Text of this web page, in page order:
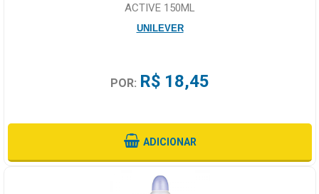
ACTIVE 150ML
UNILEVER
POR: R$ 18,45
ADICIONAR